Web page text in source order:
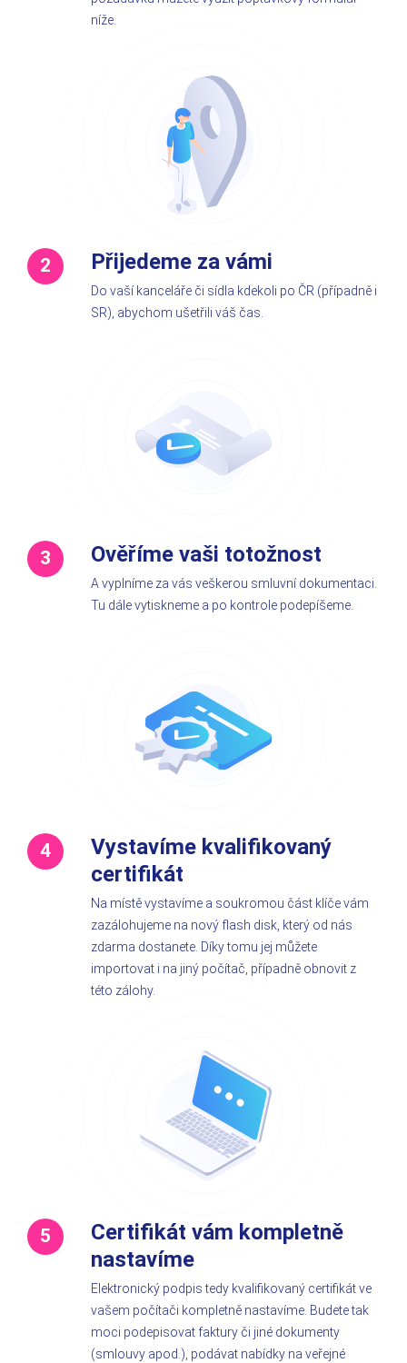
níže.
Přijedeme za vámi
Do vaší kanceláře či sídla kdekoli po ČR (případně i
SR), abychom ušetřili váš čas.
Ověříme vaši totožnost
A vyplníme za vás veškerou smluvní dokumentaci.
Tu dále vytiskneme a po kontrole podepíšeme.
Vystavíme kvalifikovaný
certifikát
Na místě vystavíme a soukromou část klíče vám
zazálohujeme na nový flash disk, který od nás
zdarma dostanete. Díky tomu jej můžete
importovat i na jiný počítač, případně obnovit z
této zálohy.
Certifikát vám kompletně
nastavíme
Elektronický podpis tedy kvalifikovaný certifikát ve
vašem počítači kompletně nastavíme. Budete tak
moci podepisovat faktury či jiné dokumenty
(smlouvy apod.), podávat nabídky na veřejné